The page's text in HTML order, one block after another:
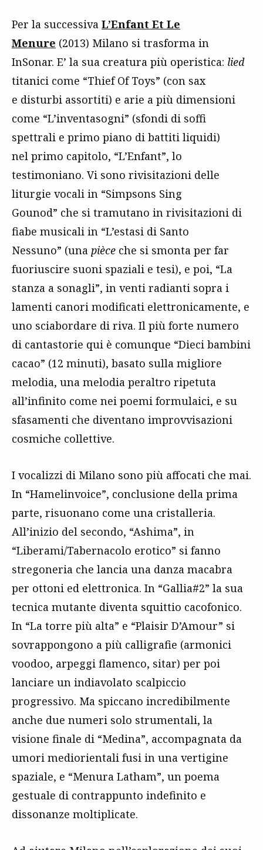
Per la successiva L’Enfant Et Le
Menure (2013) Milano si trasforma in
InSonar. E’ la sua creatura più operistica: lied
titanici come “Thief Of Toys” (con sax
e disturbi assortiti) e arie a più dimensioni
come “L’inventasogni” (sfondi di soffi
spettrali e primo piano di battiti liquidi)
nel primo capitolo, “L’Enfant”, lo
testimoniano. Vi sono rivisitazioni delle
liturgie vocali in “Simpsons Sing
Gounod” che si tramutano in rivisitazioni di
fiabe musicali in “L’estasi di Santo
Nessuno” (una pièce che si smonta per far
fuoriuscire suoni spaziali e tesi), e poi, “La
stanza a sonagli”, in venti radianti sopra i
lamenti canori modificati elettronicamente, e
uno sciabordare di riva. Il più forte numero
di cantastorie qui è comunque “Dieci bambini
cacao” (12 minuti), basato sulla migliore
melodia, una melodia peraltro ripetuta
all’infinito come nei poemi formulaici, e su
sfasamenti che diventano improvvisazioni
cosmiche collettive.
I vocalizzi di Milano sono più affocati che mai.
In “Hamelinvoice”, conclusione della prima
parte, risuonano come una cristalleria.
All’inizio del secondo, “Ashima”, in
“Liberami/Tabernacolo erotico” si fanno
stregoneria che lancia una danza macabra
per ottoni ed elettronica. In “Gallia#2” la sua
tecnica mutante diventa squittio cacofonico.
In “La torre più alta” e “Plaisir D’Amour” si
sovrappongono a più calligrafie (armonici
voodoo, arpeggi flamenco, sitar) per poi
lanciare un indiavolato scalpiccio
progressivo. Ma spiccano incredibilmente
anche due numeri solo strumentali, la
visione finale di “Medina”, accompagnata da
umori mediorientali fusi in una vertigine
spaziale, e “Menura Latham”, un poema
gestuale di contrappunto indefinito e
dissonanze moltiplicate.